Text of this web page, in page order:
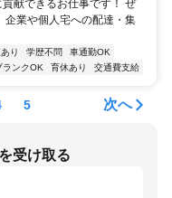
献できるお仕事です！ ぜ
企業や個人宅への配達・集
り 学歴不問
車通勤OK
ランクOK 育休あり 交通費支給
5 次へ
受け取る